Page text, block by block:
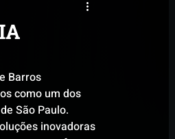
LOGISTICA
Barros
como um dos
São Paulo.
inovadoras